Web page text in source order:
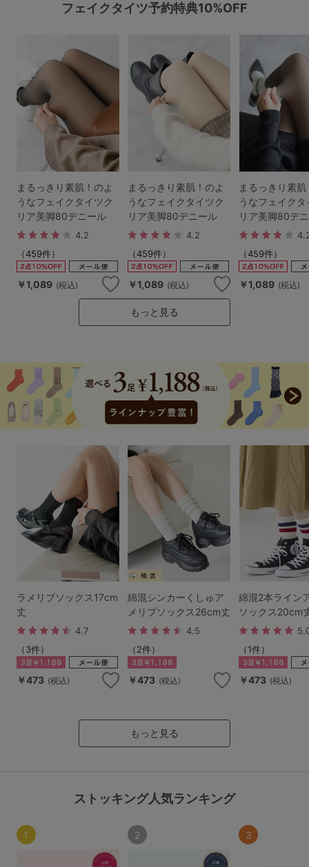
B70 B75 B80
C65 C80 C85
D65 D70 D85
E70 E75 E80
G65 G70 G75
H70 H75
SS
LL 3L
S-CD S-EF
L-AB L-CD L-EF
LL-EF
サイズの表示を閉じる
すべてのサイズを表示する
価格帯から探す
～999円 1,000～1,999円
2,000～2,999円 3,000～3,999円
3足￥1,188靴下
セールアイテム
その他から探す
ランキング
高評価レビューアイテム
WEB限定アイテム
特集ページ
検索を閉じる
フェイクタイツ予約特典10%OFF
まるっきり素肌！のよ
うなフェイクタイツク
リア美脚80デニール
4.2
（459件）
￥1,089 (税込)
まるっきり素肌！のよ
うなフェイクタイツク
リア美脚80デニール
4.2
（459件）
￥1,089 (税込)
まるっきり素
うなフェイク
リア美脚80デ
（459件）
￥1,089 (税込)
もっと見る
ラメリブソックス17cm
丈
4.7
（3件）
￥473 (税込)
綿混シンカーくしゅア
メリブソックス26cm丈
4.5
（2件）
￥473 (税込)
綿混2本ライン
ソックス20cm
（1件）
￥473 (税込)
もっと見る
ストッキング人気ランキング
1 2 3